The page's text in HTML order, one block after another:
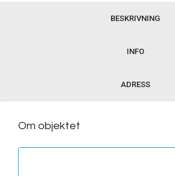
BESKRIVNING
INFO
ADRESS
Om objektet